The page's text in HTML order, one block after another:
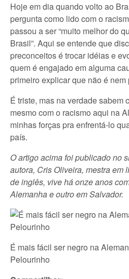
Hoje em dia quando volto ao
pergunta como lido com o
passou a ser “muito melhor do
Brasil”. Aqui se entende que
preconceitos é trocar idéias e
quem é engajado em alguma
primeiro explicar que não é
É triste, mas na verdade sabem
mesmo com o racismo aqui na
minhas forças pra enfrentá-lo
país.
O artigo acima foi publicado no
autora, Cris Oliveira, mestra em
de inglês, vive há onze anos
Alemanha e outro em Salvador.
É mais fácil ser negro na
Pelourinho